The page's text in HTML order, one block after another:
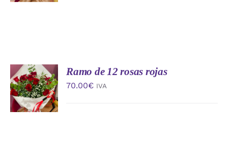
AÑADIR
AL
CARRITO
/
DETALLES
Ramo de 12 rosas rojas
70.00€ IVA